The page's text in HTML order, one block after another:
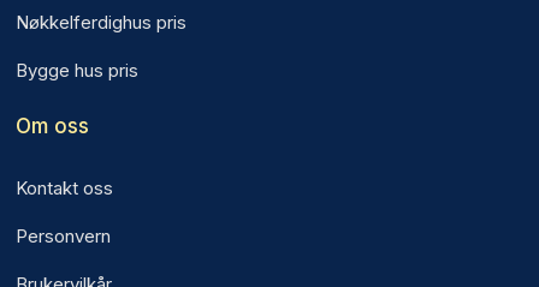
Nøkkelferdighus pris
Bygge hus pris
Om oss
Kontakt oss
Personvern